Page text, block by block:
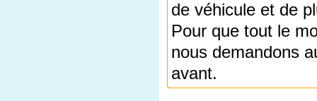
de véhicule et de
Pour que tout le
nous demandons
avant.